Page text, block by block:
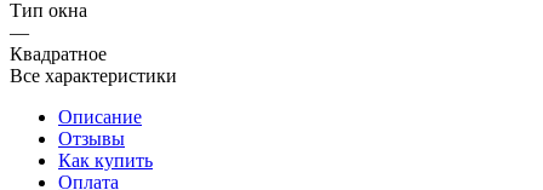
Тип окна
—
Квадратное
Все характеристики
Описание
Отзывы
Как купить
Оплата